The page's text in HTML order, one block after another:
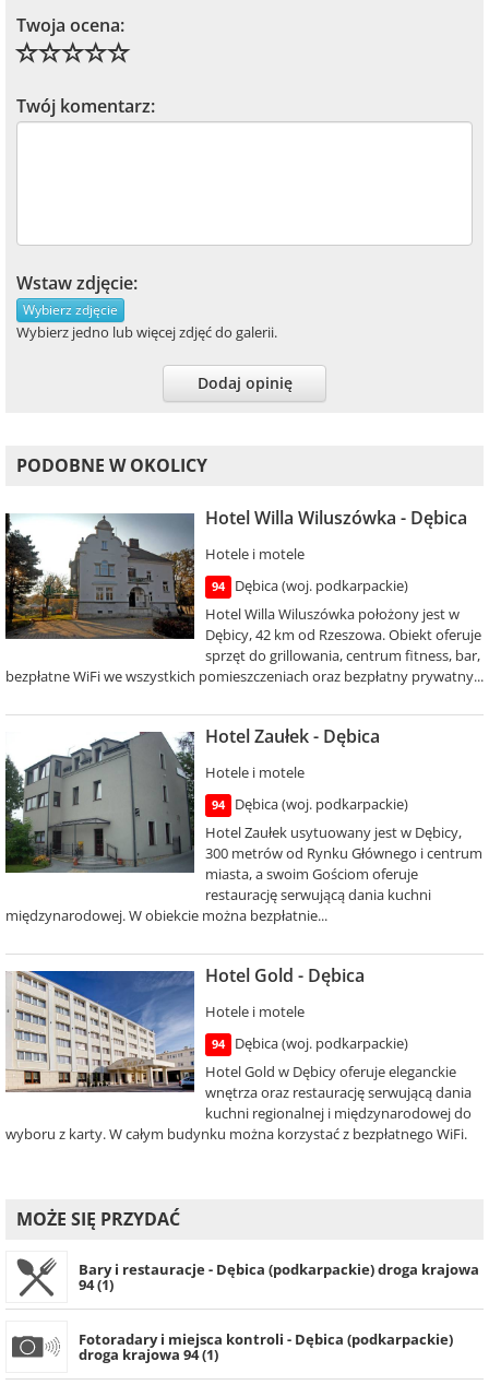
Twoja ocena:
Twój komentarz:
Wstaw zdjęcie:
Wybierz zdjęcie
Wybierz jedno lub więcej zdjęć do galerii.
Dodaj opinię
PODOBNE W OKOLICY
Hotel Willa Wiluszówka - Dębica
Hotele i motele
94
Dębica (woj. podkarpackie)
Hotel Willa Wiluszówka położony jest w
Dębicy, 42 km od Rzeszowa. Obiekt oferuje
sprzęt do grillowania, centrum fitness, bar,
bezpłatne WiFi we wszystkich pomieszczeniach oraz bezpłatny prywatny...
Hotel Zaułek - Dębica
Hotele i motele
94
Dębica (woj. podkarpackie)
Hotel Zaułek usytuowany jest w Dębicy,
300 metrów od Rynku Głównego i centrum
miasta, a swoim Gościom oferuje
restaurację serwującą dania kuchni
międzynarodowej. W obiekcie można bezpłatnie...
Hotel Gold - Dębica
Hotele i motele
94
Dębica (woj. podkarpackie)
Hotel Gold w Dębicy oferuje eleganckie
wnętrza oraz restaurację serwującą dania
kuchni regionalnej i międzynarodowej do
wyboru z karty. W całym budynku można korzystać z bezpłatnego WiFi.
MOŻE SIĘ PRZYDAĆ
Bary i restauracje - Dębica (podkarpackie) droga krajowa
94 (1)
Fotoradary i miejsca kontroli - Dębica (podkarpackie)
droga krajowa 94 (1)